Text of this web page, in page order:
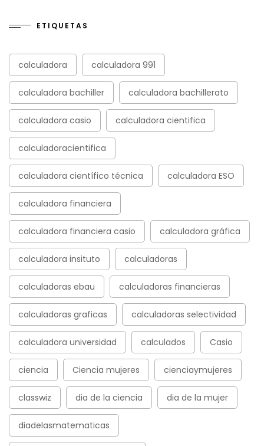
ETIQUETAS
calculadora calculadora 991
calculadora bachiller calculadora bachillerato
calculadora casio calculadora cientifica
calculadoracientifica
calculadora científico técnica calculadora ESO
calculadora financiera
calculadora financiera casio calculadora gráfica
calculadora insituto calculadoras
calculadoras ebau calculadoras financieras
calculadoras graficas calculadoras selectividad
calculadora universidad calculados Casio
ciencia Ciencia mujeres cienciaymujeres
classwiz dia de la ciencia dia de la mujer
diadelasmatematicas